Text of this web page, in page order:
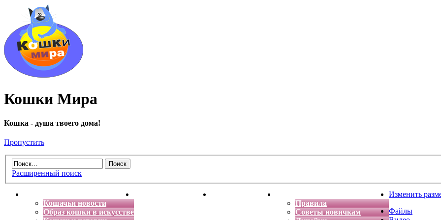
Кошки Мира
Кошка - душа твоего дома!
Пропустить
Расширенный поиск
Кошачьи новости
Образ кошки в искусстве
Энциклопедия кошек Детская фантазия
Правила
Советы новичкам
Изменить
Файлы